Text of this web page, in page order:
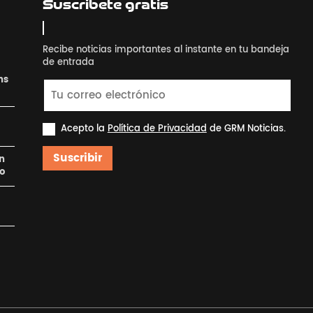
Suscribete gratis
Recibe noticias importantes al instante en tu bandeja
de entrada
Acepto laPolítica de Privacidadde GRM Noticias.
Suscribir